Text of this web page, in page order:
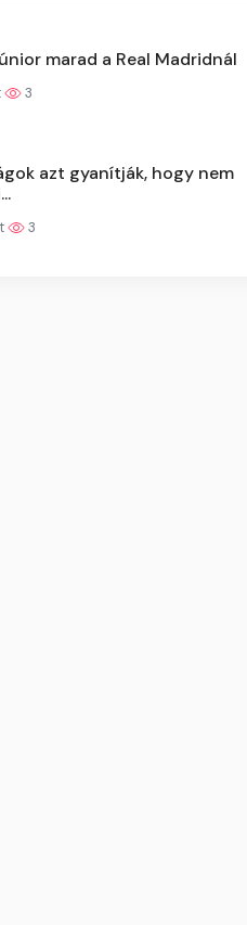
marad a Real Madridnál
3
azt gyanítják, hogy nem
3